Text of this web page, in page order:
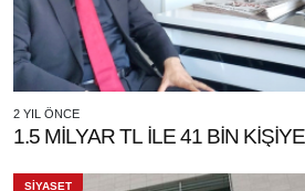
2 YIL ÖNCE
1.5 MİLYAR TL İLE 41 BİN
SİYASET